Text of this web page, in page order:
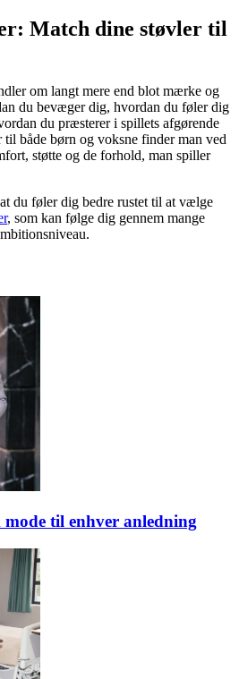
Match dine støvler til
om langt mere end blot mærke og
du bevæger dig, hvordan du føler dig
du præsterer i spillets afgørende
både børn og voksne finder man ved
støtte og de forhold, man spiller
du føler dig bedre rustet til at vælge
, som kan følge dig gennem mange
til enhver anledning